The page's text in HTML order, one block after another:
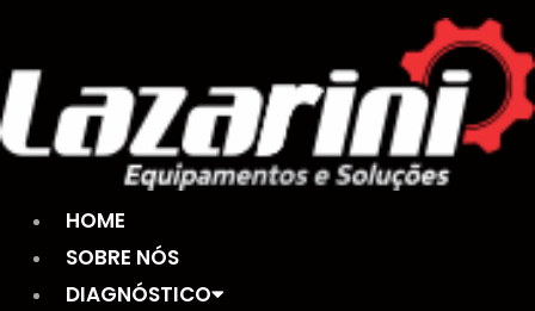
o
conteúdo
HOME
SOBRE NÓS
DIAGNÓSTICO